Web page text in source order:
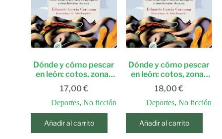
Dónde y cómo pescar
en león: cotos, zonas
libres, moscas,
mosquitos y otras
historias de pesca
(reino de cordelia)
(spanish edition)
17,00 €
Deportes, No ficción
Añadir al carrito
Dónde y cómo pescar
en león: cotos, zonas
libres, moscas,
mosquitos y otras
historias de pesca
(reino de cordelia)
(spanish edition)
18,00 €
Deportes, No ficción
Añadir al carrito